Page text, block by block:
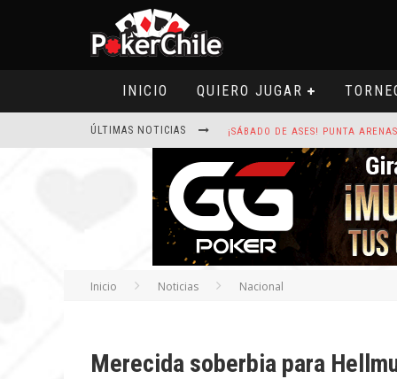
INICIO QUIERO JUGAR
ÚLTIMAS NOTICIAS
ROAD TO CLSOP PUERTO PLATA,
HOY CAMISETA FIRMADA POR
Inicio Noticias Nacional
Merecida soberbia para